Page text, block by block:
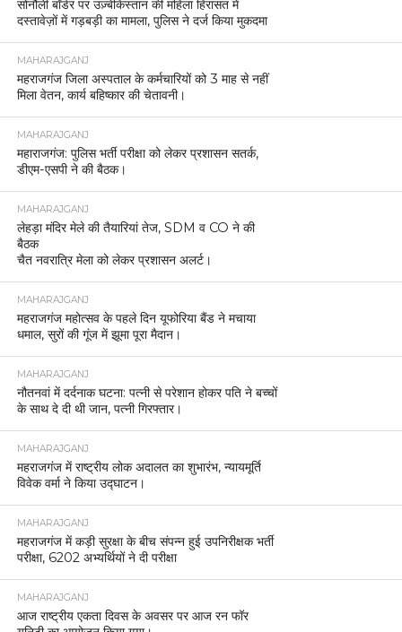
सोनौली बॉर्डर पर उज़्बेकिस्तान की महिला हिरासत में
दस्तावेज़ों में गड़बड़ी का मामला, पुलिस ने दर्ज किया मुकदमा
MAHARAJGANJ
महराजगंज जिला अस्पताल के कर्मचारियों को 3 माह से नहीं
मिला वेतन, कार्य बहिष्कार की चेतावनी।
MAHARAJGANJ
महाराजगंज: पुलिस भर्ती परीक्षा को लेकर प्रशासन सतर्क,
डीएम-एसपी ने की बैठक।
MAHARAJGANJ
लेहड़ा मंदिर मेले की तैयारियां तेज, SDM व CO ने की
बैठक
चैत नवरात्रि मेला को लेकर प्रशासन अलर्ट।
MAHARAJGANJ
महराजगंज महोत्सव के पहले दिन यूफोरिया बैंड ने मचाया
धमाल, सुरों की गूंज में झूमा पूरा मैदान।
MAHARAJGANJ
नौतनवां में दर्दनाक घटना: पत्नी से परेशान होकर पति ने बच्चों
के साथ दे दी थी जान, पत्नी गिरफ्तार।
MAHARAJGANJ
महराजगंज में राष्ट्रीय लोक अदालत का शुभारंभ, न्यायमूर्ति
विवेक वर्मा ने किया उद्घाटन।
MAHARAJGANJ
महराजगंज में कड़ी सुरक्षा के बीच संपन्न हुई उपनिरीक्षक भर्ती
परीक्षा, 6202 अभ्यर्थियों ने दी परीक्षा
MAHARAJGANJ
आज राष्ट्रीय एकता दिवस के अवसर पर आज रन फॉर